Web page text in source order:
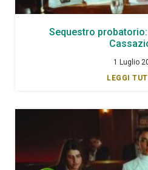
Sequestro
1 Luglio
LEGGI